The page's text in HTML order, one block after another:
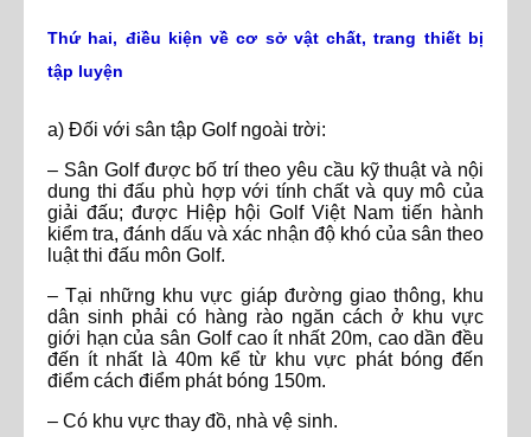
Thứ hai, điều kiện về cơ sở vật chất, trang thiết bị
tập luyện
a) Đối với sân tập Golf ngoài trời:
– Sân Golf được bố trí theo yêu cầu kỹ thuật và nội
dung thi đấu phù hợp với tính chất và quy mô của
giải đấu; được Hiệp hội Golf Việt Nam tiến hành
kiểm tra, đánh dấu và xác nhận độ khó của sân theo
luật thi đấu môn Golf.
– Tại những khu vực giáp đường giao thông, khu
dân sinh phải có hàng rào ngăn cách ở khu vực
giới hạn của sân Golf cao ít nhất 20m, cao dần đều
đến ít nhất là 40m kể từ khu vực phát bóng đến
điểm cách điểm phát bóng 150m.
– Có khu vực thay đồ, nhà vệ sinh.